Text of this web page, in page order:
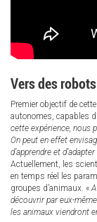
Vers des
Premier objectif de
autonomes, capables
cette expérience, nous
On peut en effet
d’apprendre et
Actuellement, les
en temps réel les
groupes d’animaux. «
découvrir par eux-
les animaux viendront